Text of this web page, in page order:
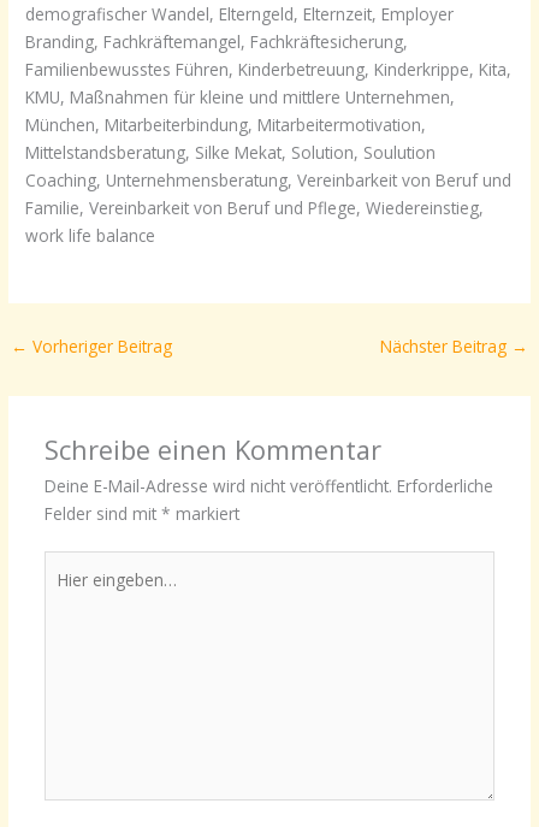
demografischer Wandel, Elterngeld, Elternzeit, Employer
Branding, Fachkräftemangel, Fachkräftesicherung,
Familienbewusstes Führen, Kinderbetreuung, Kinderkrippe, Kita,
KMU, Maßnahmen für kleine und mittlere Unternehmen,
München, Mitarbeiterbindung, Mitarbeitermotivation,
Mittelstandsberatung, Silke Mekat, Solution, Soulution
Coaching, Unternehmensberatung, Vereinbarkeit von Beruf und
Familie, Vereinbarkeit von Beruf und Pflege, Wiedereinstieg,
work life balance
← Vorheriger Beitrag Nächster Beitrag →
Schreibe einen Kommentar
Deine E-Mail-Adresse wird nicht veröffentlicht. Erforderliche
Felder sind mit * markiert
eingeben…